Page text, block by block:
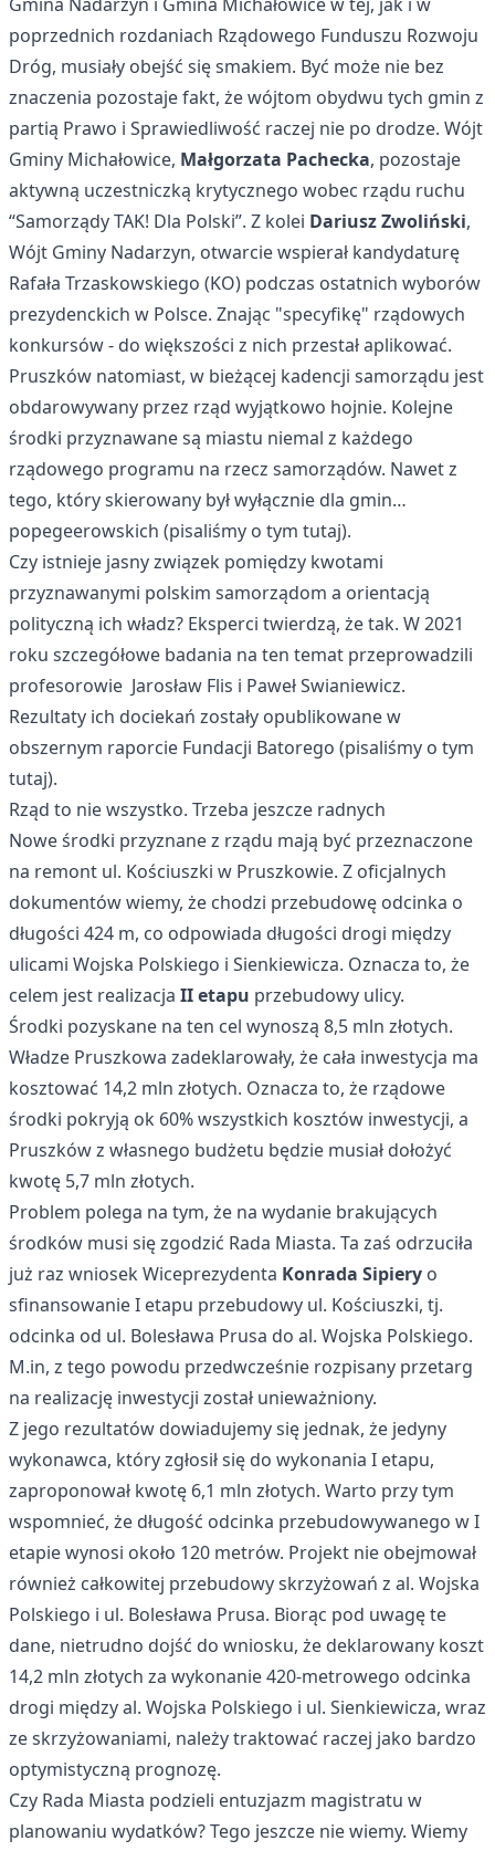
poprzednich rozdaniach Rządowego Funduszu Rozwoju
Dróg, musiały obejść się smakiem. Być może nie bez
znaczenia pozostaje fakt, że wójtom obydwu tych gmin z
partią Prawo i Sprawiedliwość raczej nie po drodze. Wójt
Gminy Michałowice, Małgorzata Pachecka, pozostaje
aktywną uczestniczką krytycznego wobec rządu ruchu
“Samorządy TAK! Dla Polski”. Z kolei Dariusz Zwoliński,
Wójt Gminy Nadarzyn, otwarcie wspierał kandydaturę
Rafała Trzaskowskiego (KO) podczas ostatnich wyborów
prezydenckich w Polsce. Znając "specyfikę" rządowych
konkursów - do większości z nich przestał aplikować.
Pruszków natomiast, w bieżącej kadencji samorządu jest
obdarowywany przez rząd wyjątkowo hojnie. Kolejne
środki przyznawane są miastu niemal z każdego
rządowego programu na rzecz samorządów. Nawet z
tego, który skierowany był wyłącznie dla gmin…
popegeerowskich (pisaliśmy o tym tutaj).
Czy istnieje jasny związek pomiędzy kwotami
przyznawanymi polskim samorządom a orientacją
polityczną ich władz? Eksperci twierdzą, że tak. W 2021
roku szczegółowe badania na ten temat przeprowadzili
profesorowie Jarosław Flis i Paweł Swianiewicz.
Rezultaty ich dociekań zostały opublikowane w
obszernym raporcie Fundacji Batorego (pisaliśmy o tym
tutaj).
Rząd to nie wszystko. Trzeba jeszcze radnych
Nowe środki przyznane z rządu mają być przeznaczone
na remont ul. Kościuszki w Pruszkowie. Z oficjalnych
dokumentów wiemy, że chodzi przebudowę odcinka o
długości 424 m, co odpowiada długości drogi między
ulicami Wojska Polskiego i Sienkiewicza. Oznacza to, że
celem jest realizacja II etapu przebudowy ulicy.
Środki pozyskane na ten cel wynoszą 8,5 mln złotych.
Władze Pruszkowa zadeklarowały, że cała inwestycja ma
kosztować 14,2 mln złotych. Oznacza to, że rządowe
środki pokryją ok 60% wszystkich kosztów inwestycji, a
Pruszków z własnego budżetu będzie musiał dołożyć
kwotę 5,7 mln złotych.
Problem polega na tym, że na wydanie brakujących
środków musi się zgodzić Rada Miasta. Ta zaś odrzuciła
już raz wniosek Wiceprezydenta Konrada Sipiery o
sfinansowanie I etapu przebudowy ul. Kościuszki, tj.
odcinka od ul. Bolesława Prusa do al. Wojska Polskiego.
M.in, z tego powodu przedwcześnie rozpisany przetarg
na realizację inwestycji został unieważniony.
Z jego rezultatów dowiadujemy się jednak, że jedyny
wykonawca, który zgłosił się do wykonania I etapu,
zaproponował kwotę 6,1 mln złotych. Warto przy tym
wspomnieć, że długość odcinka przebudowywanego w I
etapie wynosi około 120 metrów. Projekt nie obejmował
również całkowitej przebudowy skrzyżowań z al. Wojska
Polskiego i ul. Bolesława Prusa. Biorąc pod uwagę te
dane, nietrudno dojść do wniosku, że deklarowany koszt
14,2 mln złotych za wykonanie 420-metrowego odcinka
drogi między al. Wojska Polskiego i ul. Sienkiewicza, wraz
ze skrzyżowaniami, należy traktować raczej jako bardzo
optymistyczną prognozę.
Czy Rada Miasta podzieli entuzjazm magistratu w
planowaniu wydatków? Tego jeszcze nie wiemy. Wiemy